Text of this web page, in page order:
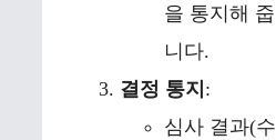
을 통지해 줍
니다.
결정 통지 :
심사 결과(수